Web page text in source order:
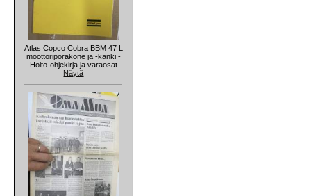
Atlas Copco Cobra BBM 47 L
moottoriporakone ja -kanki -
Hoito-ohjekirja ja varaosat
Näytä